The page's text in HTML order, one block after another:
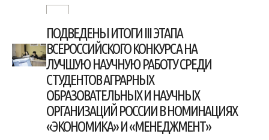
ПОДВЕДЕНЫ ИТОГИ III ЭТАПА
ВСЕРОССИЙСКОГО КОНКУРСА НА
ЛУЧШУЮ НАУЧНУЮ РАБОТУ СРЕДИ
СТУДЕНТОВ АГРАРНЫХ
ОБРАЗОВАТЕЛЬНЫХ И НАУЧНЫХ
ОРГАНИЗАЦИЙ РОССИИ В НОМИНАЦИЯХ
«ЭКОНОМИКА» И «МЕНЕДЖМЕНТ»